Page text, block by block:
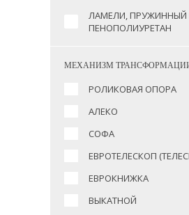
ЛАМЕЛИ, ПРУЖИННЫЙ
ПЕНОПОЛИУРЕТАН
МЕХАНИЗМ
РОЛИКОВАЯ ОПОРА
АЛЕКО
СОФА
ЕВРОТЕЛЕСКОП
ЕВРОКНИЖКА
ВЫКАТНОЙ